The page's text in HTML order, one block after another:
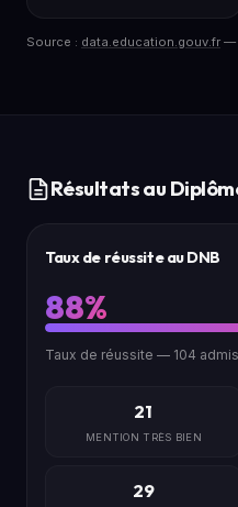
Source : data.education.gouv.fr —
Résultats au
Taux de réussite au DNB
88%
Taux de réussite — 104
21
MENTION TRÈS BIEN
29